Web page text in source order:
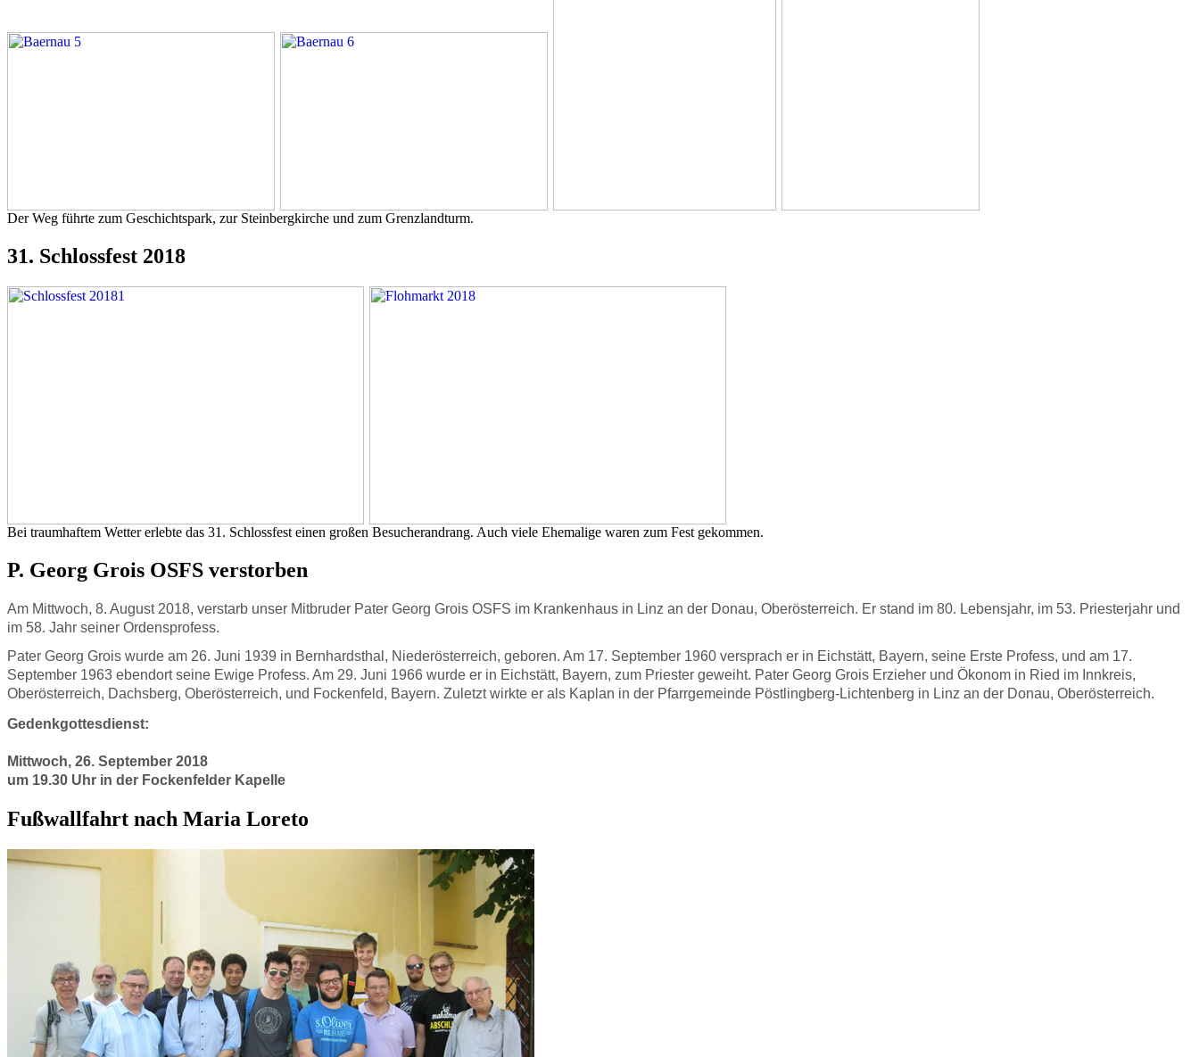
Der Weg führte zum Geschichtspark, zur Steinbergkirche und zum Grenzlandturm.
31. Schlossfest 2018
Bei traumhaftem Wetter erlebte das 31. Schlossfest einen großen Besucherandrang. Auch viele Ehemalige waren zum Fest gekommen.
P. Georg Grois OSFS verstorben
Am Mittwoch, 8. August 2018, verstarb unser Mitbruder Pater Georg Grois OSFS im Krankenhaus in Linz an der Donau, Oberösterreich. Er stand im 80. Lebensjahr, im 53. Priesterjahr und
im 58. Jahr seiner Ordensprofess.
Pater Georg Grois wurde am 26. Juni 1939 in Bernhardsthal, Niederösterreich, geboren. Am 17. September 1960 versprach er in Eichstätt, Bayern, seine Erste Profess, und am 17.
September 1963 ebendort seine Ewige Profess. Am 29. Juni 1966 wurde er in Eichstätt, Bayern, zum Priester geweiht. Pater Georg Grois Erzieher und Ökonom in Ried im Innkreis,
Oberösterreich, Dachsberg, Oberösterreich, und Fockenfeld, Bayern. Zuletzt wirkte er als Kaplan in der Pfarrgemeinde Pöstlingberg-Lichtenberg in Linz an der Donau, Oberösterreich.
Gedenkgottesdienst:
Mittwoch, 26. September 2018
um 19.30 Uhr in der Fockenfelder Kapelle
Fußwallfahrt nach Maria Loreto